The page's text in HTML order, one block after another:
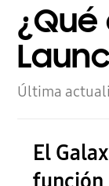
Última
El